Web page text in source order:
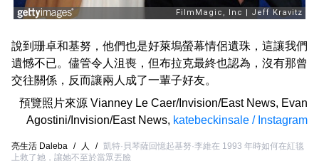
說到珊卓和基努，他們也是好萊塢螢幕情侶遺珠，這讓我們
遺憾不已。儘管令人沮喪，但布拉克最終也認為，沒有那曾
交往關係，反而讓兩人成了一輩子好友。
預覽照片來源 Vianney Le Caer/Invision/East News, Evan
Agostini/Invision/East News, katebeckinsale / Instagram
亮生活 Daleba / 人 / 凱特·貝琴薩回憶起基努·李維在 1993 年時如何在紅毯
上救了她，讓她不至於當眾丟臉